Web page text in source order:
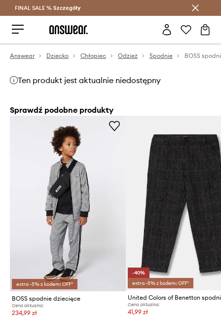
Oszczędzaj z Answear Club >
FINAL SALE % Szczegóły
Answear Dziecko Chłopiec Odzież Spodnie BOSS
Ten produkt jest aktualnie niedostępny
Sprawdź podobne produkty
extra -5% z kodem: OFF*
BOSS spodnie dziecięce
Cena aktualna:
234,99 zł
-40%
extra -5% z kodem: OFF*
Cena aktualna:
41,99 zł